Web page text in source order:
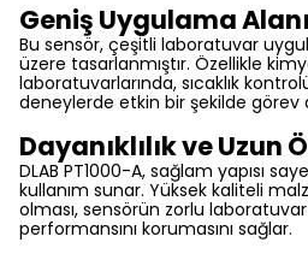
Geniş Uygulama Alanı
Bu sensör, çeşitli laboratuvar
üzere tasarlanmıştır. Özellikle
laboratuvarlarında, sıcaklık
deneylerde etkin bir şekilde görev
Dayanıklılık ve Uzun
DLAB PT1000-A, sağlam yapısı
kullanım sunar. Yüksek kaliteli
olması, sensörün zorlu
performansını korumasını sağlar.